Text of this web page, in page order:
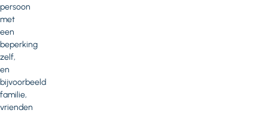
persoon
met
een
beperking
zelf,
en
bijvoorbeeld
familie,
vrienden